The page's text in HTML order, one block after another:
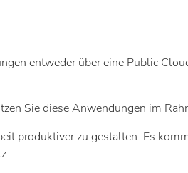
entweder über eine Public
Sie diese Anwendungen im
produktiver zu gestalten. Es